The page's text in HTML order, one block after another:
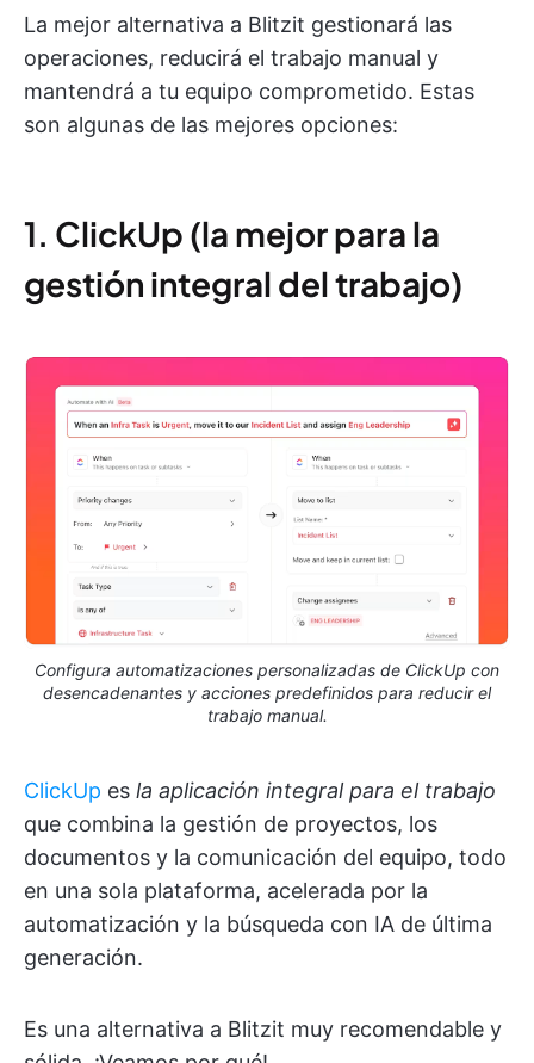
La mejor alternativa a Blitzit gestionará las
operaciones, reducirá el trabajo manual y
mantendrá a tu equipo comprometido. Estas
son algunas de las mejores opciones:
1. ClickUp (la mejor para la
gestión integral del trabajo)
Configura automatizaciones personalizadas de ClickUp con
desencadenantes y acciones predefinidos para reducir el
trabajo manual.
ClickUp es la aplicación integral para el trabajo
que combina la gestión de proyectos, los
documentos y la comunicación del equipo, todo
en una sola plataforma, acelerada por la
automatización y la búsqueda con IA de última
generación.
Es una alternativa a Blitzit muy recomendable y